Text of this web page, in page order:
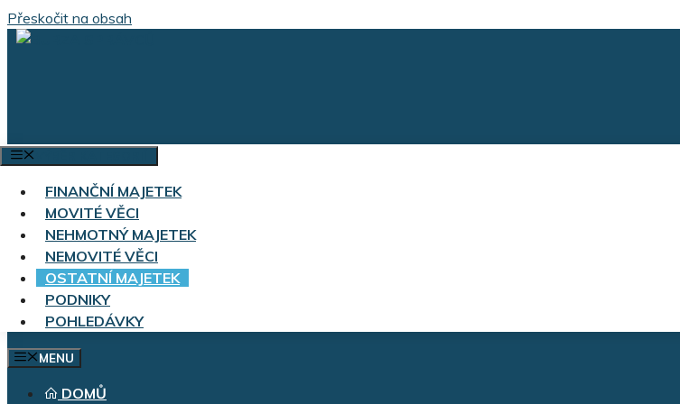
Přeskočit na obsah
FINANČNÍ MAJETEK
MOVITÉ VĚCI
NEHMOTNÝ MAJETEK
NEMOVITÉ VĚCI
OSTATNÍ MAJETEK
PODNIKY
POHLEDÁVKY
MENU
DOMŮ